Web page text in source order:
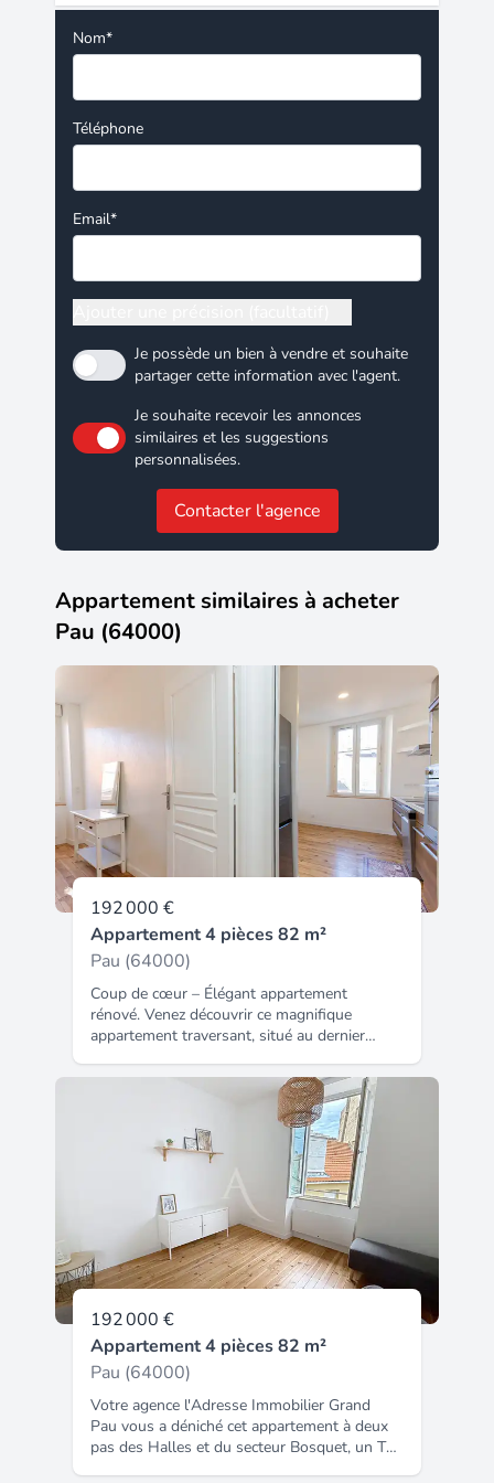
Nom*
Téléphone
Email*
Je possède un bien à vendre et souhaite
partager cette information avec l'agent.
Je souhaite recevoir les annonces
similaires et les suggestions
personnalisées.
Contacter l'agence
Appartement similaires à acheter
Pau (64000)
192 000 €
Appartement 4 pièces 82 m²
Pau (64000)
Coup de cœur – Élégant appartement
rénové. Venez découvrir ce magnifique
appartement traversant, situé au dernier
entretenue. Parfaitement rénové avec soin, il
allie avec goût le cachet de l’ancien et le
confort moderne. Un véritable cocon clés en
main pour un investissement serein.
Honoraires inclus dans le prix : 6.67%.
192 000 €
Appartement 4 pièces 82 m²
Pau (64000)
Votre agence l'Adresse Immobilier Grand
Pau vous a déniché cet appartement à deux
pas des Halles et du secteur Bosquet, un T4